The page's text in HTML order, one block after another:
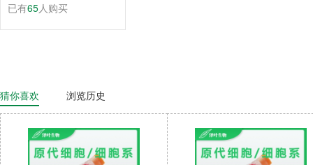
已有65人购买
猜你喜欢 浏览历史